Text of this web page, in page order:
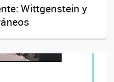
Wittgenstein y